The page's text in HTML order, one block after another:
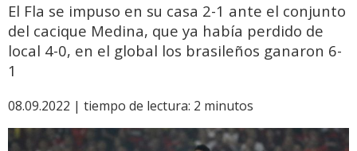
El Fla se impuso en su casa 2-1 ante el conjunto
del cacique Medina, que ya había perdido de
local 4-0, en el global los brasileños ganaron 6-
1
08.09.2022 | tiempo de lectura: 2 minutos